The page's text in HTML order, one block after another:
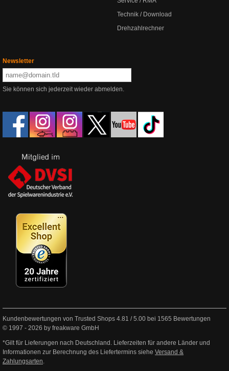
Technik / Download
Drehzahlrechner
Newsletter
Sie können sich jederzeit wieder abmelden.
Kundenbewertungen von Trusted Shops 4.81 /5.00 bei 1565 Bewertungen
© 1997 - 2026 by freakware GmbH
*Gilt für Lieferungen nach Deutschland. Lieferzeiten für andere Länder und
Informationen zur Berechnung des Liefertermins siehe Versand &
Zahlungsarten.